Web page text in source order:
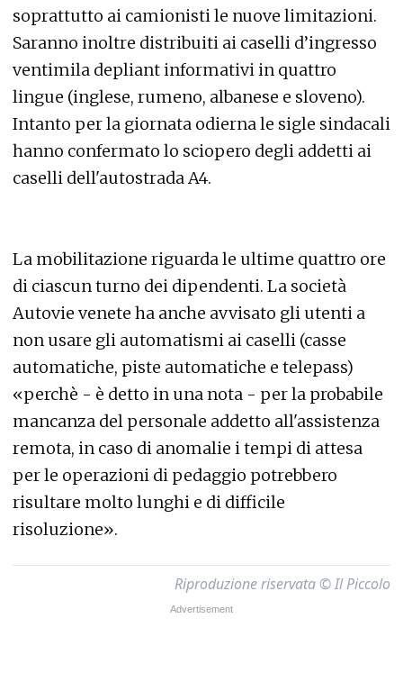
soprattutto ai camionisti le nuove limitazioni.
Saranno inoltre distribuiti ai caselli d’ingresso
ventimila depliant informativi in quattro
lingue (inglese, rumeno, albanese e sloveno).
Intanto per la giornata odierna le sigle sindacali
hanno confermato lo sciopero degli addetti ai
caselli dell'autostrada A4.
La mobilitazione riguarda le ultime quattro ore
di ciascun turno dei dipendenti. La società
Autovie venete ha anche avvisato gli utenti a
non usare gli automatismi ai caselli (casse
automatiche, piste automatiche e telepass)
«perchè - è detto in una nota - per la probabile
mancanza del personale addetto all'assistenza
remota, in caso di anomalie i tempi di attesa
per le operazioni di pedaggio potrebbero
risultare molto lunghi e di difficile
risoluzione».
Riproduzione riservata © Il Piccolo